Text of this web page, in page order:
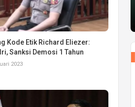
Kode Etik Richard Eliezer:
Sanksi Demosi 1 Tahun
2023